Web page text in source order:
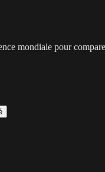
mondiale pour